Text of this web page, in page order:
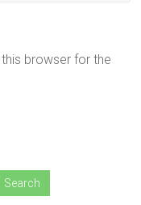
browser for the